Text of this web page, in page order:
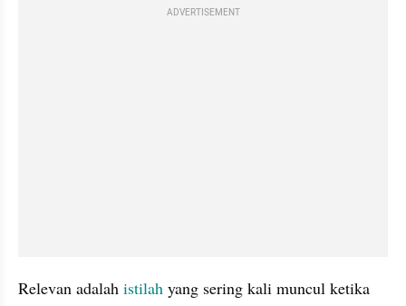
ADVERTISEMENT
Relevan adalah istilah yang sering kali muncul ketika